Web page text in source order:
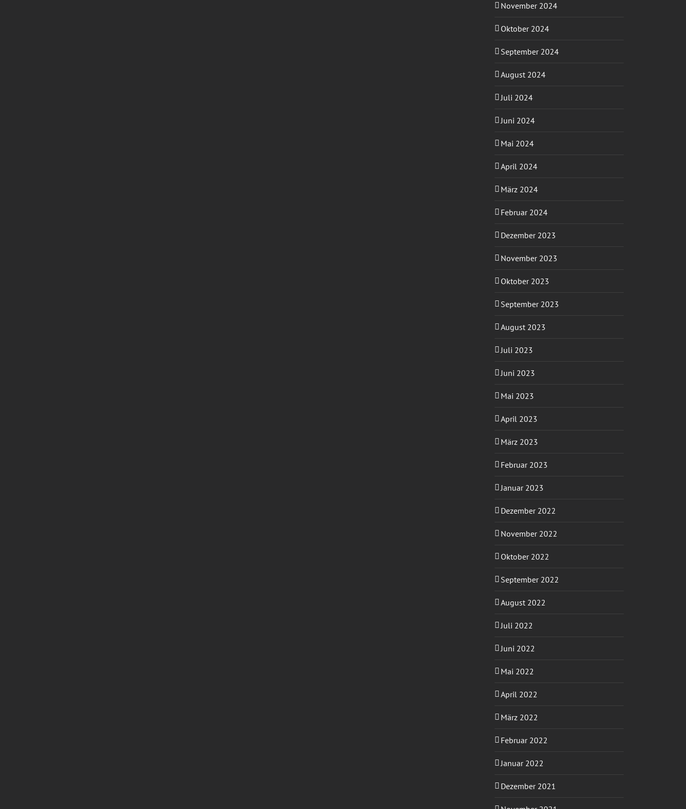
November 2024
Oktober 2024
September 2024
August 2024
Juli 2024
Juni 2024
Mai 2024
April 2024
März 2024
Februar 2024
Dezember 2023
November 2023
Oktober 2023
September 2023
August 2023
Juli 2023
Juni 2023
Mai 2023
April 2023
März 2023
Februar 2023
Januar 2023
Dezember 2022
November 2022
Oktober 2022
September 2022
August 2022
Juli 2022
Juni 2022
Mai 2022
April 2022
März 2022
Februar 2022
Januar 2022
Dezember 2021